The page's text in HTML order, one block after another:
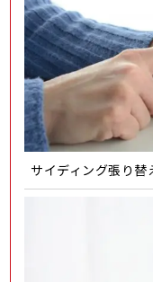
サイディング張り替